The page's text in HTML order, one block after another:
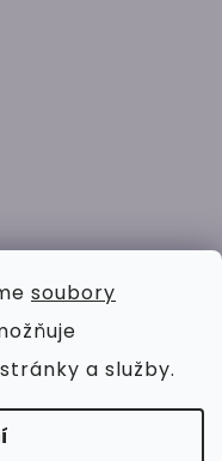
soubory
a služby.